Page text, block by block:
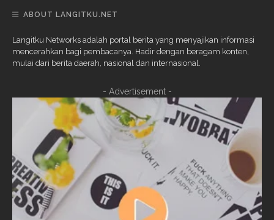
ABOUT LANGITKU.NET
Langitku Networks adalah portal berita yang menyajikan informasi
mencerahkan bagi pembacanya. Hadir dengan beragam konten,
mulai dari berita daerah, nasional dan internasional.
- Advertisement -